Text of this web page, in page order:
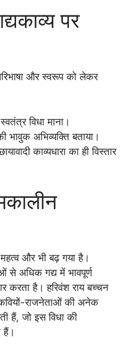
पर
और स्वरूप को लेकर
विधा माना।
अभिव्यक्ति बताया।
काव्यधारा का ही विस्तार
और भी बढ़ गया है।
से अधिक गद्य में भावपूर्ण
करता है। हरिवंश राय बच्चन
राजनेताओं की अनेक
हैं, जो इस विधा की
हैं।